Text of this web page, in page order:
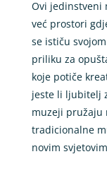
Ovi jedinstveni
već prostori
se ističu
priliku za
koje potiče
jeste li ljubitelj
muzeji pružaju
tradicionalne
novim